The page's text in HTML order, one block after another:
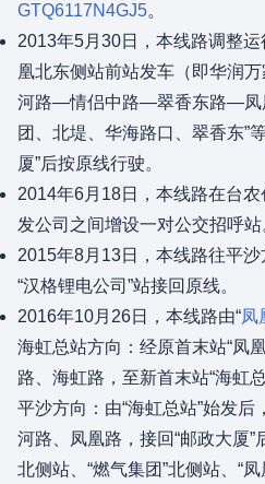
GTQ6117N4GJ5。
2013年5月30日，本线路调整
凰北东侧站前站发车（即华润
河路—情侣中路—翠香东路—凤
团、北堤、华海路口、翠香东”
厦”后按原线行驶。
2014年6月18日，本线路在台农
发公司之间增设一对公交招呼站
2015年8月13日，本线路往平
“汉格锂电公司”站接回原线。
2016年10月26日，本线路由“凤
海虹总站方向：经原首末站“凤
路、海虹路，至新首末站“海虹
平沙方向：由“海虹总站”始发
河路、凤凰路，接回“邮政大厦”
北侧站、“燃气集团”北侧站、“